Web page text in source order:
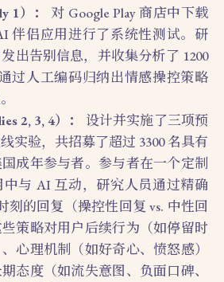
1）：
对 Google Play 商店中下载
伴侣应用进行了系统性测试。研
出告别信息，并收集分析了 1200
过人工编码归纳出情感操控策略
2, 3, 4）：
设计并实施了三项预
实验，共招募了超过 3300 名具有
成年参与者。参与者在一个定制
与 AI 互动，研究人员通过精确
刻的回复（操控性回复 vs. 中性回
策略对用户后续行为（如停留时
心理机制（如好奇心、愤怒感）
态度（如流失意图、负面口碑、